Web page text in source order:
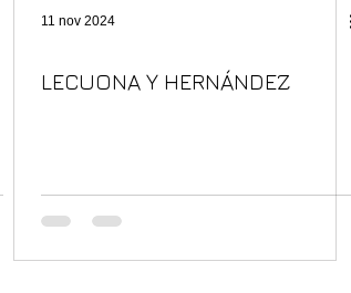
11 nov 2024
LECUONA Y HERNÁNDEZ